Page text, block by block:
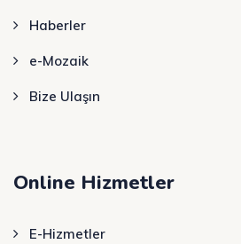
Haberler
e-Mozaik
Bize Ulaşın
Online Hizmetler
E-Hizmetler